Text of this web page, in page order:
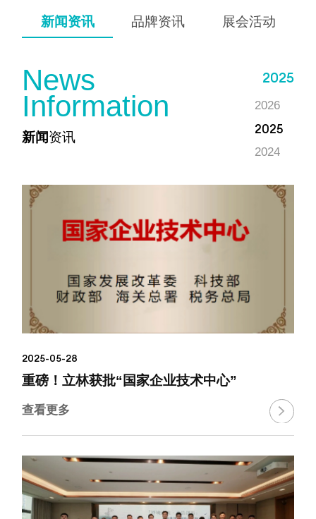
新闻资讯 品牌资讯 展会活动
News
Information
新闻资讯
2025
2026
2025
2024
2022
2025-05-28
重磅！立林获批“国家企业技术中心”
查看更多 